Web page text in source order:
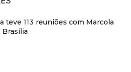
teve 113 reuniões com Marcola
Brasília